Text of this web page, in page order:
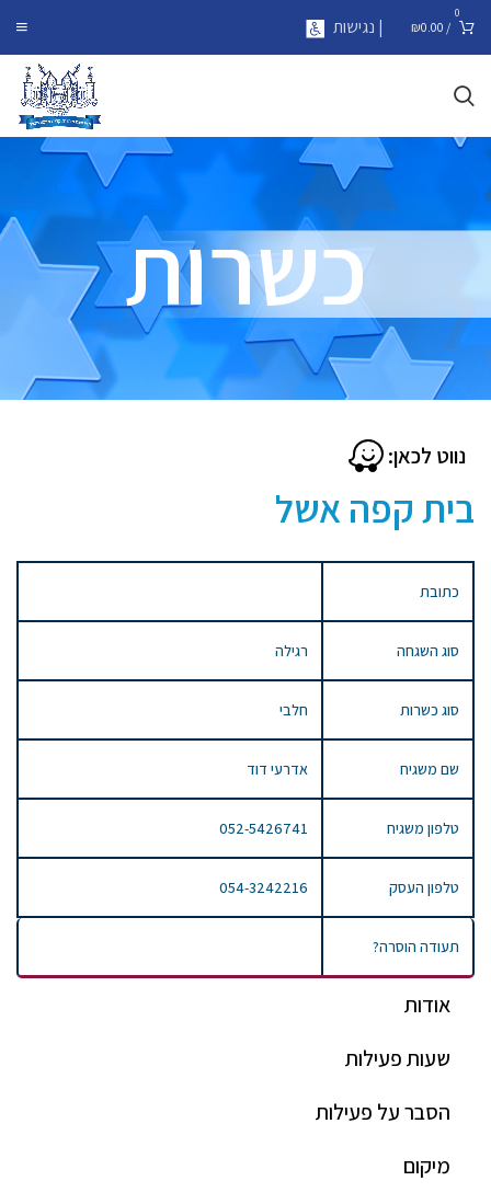
0
/
₪0.00 | נגישות
כשרות
אודות
שעות פעילות
הסבר על פעילות
מיקום
נווט לכאן:
בית קפה אשל
כתובת
סוג השגחה רגילה
סוג כשרות חלבי
שם משגיח אדרעי דוד
טלפון משגיח 052-5426741
טלפון העסק 054-3242216
תעודה הוסרה?